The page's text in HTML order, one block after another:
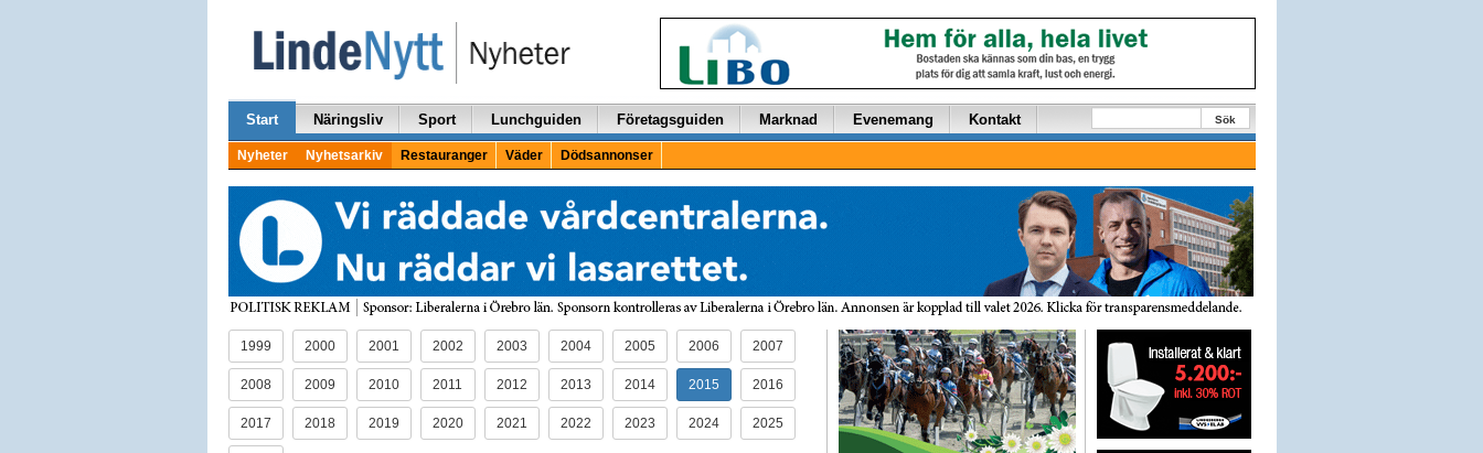
Start Näringsliv Sport Lunchguiden Företagsguiden Marknad Evenemang Kontakt Sök
Nyheter Nyhetsarkiv Restauranger Väder Dödsannonser
1999 2000 2001 2002 2003 2004 2005 2006 2007
2008 2009 2010 2011 2012 2013 2014 2015 2016
2017 2018 2019 2020 2021 2022 2023 2024 2025